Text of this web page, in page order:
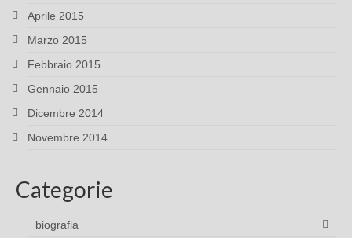
Aprile 2015
Marzo 2015
Febbraio 2015
Gennaio 2015
Dicembre 2014
Novembre 2014
Categorie
biografia